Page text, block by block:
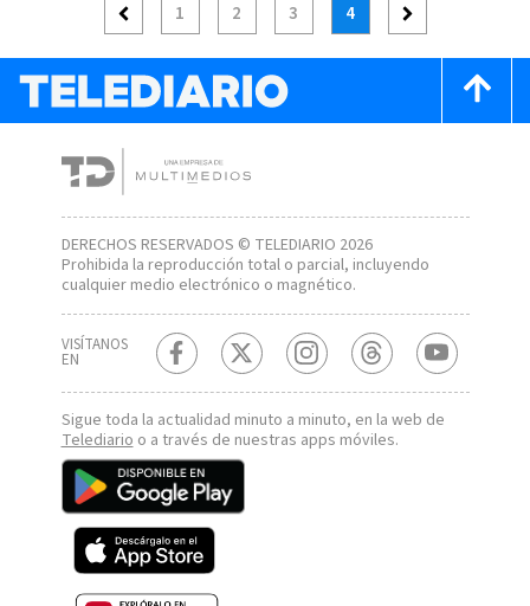
1 2 3 4
DERECHOS RESERVADOS © TELEDIARIO 2026
Prohibida la reproducción total o parcial, incluyendo
cualquier medio electrónico o magnético.
VISÍTANOS
EN
Sigue toda la actualidad minuto a minuto, en la web de
Telediario o a través de nuestras apps móviles.